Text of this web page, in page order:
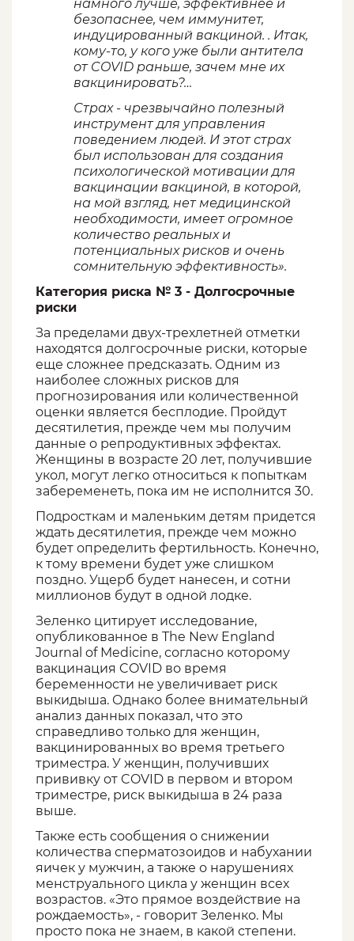
намного лучше, эффективнее и
безопаснее, чем иммунитет,
индуцированный вакциной. . Итак,
кому-то, у кого уже были антитела
от COVID раньше, зачем мне их
вакцинировать?…
Страх - чрезвычайно полезный
инструмент для управления
поведением людей. И этот страх
был использован для создания
психологической мотивации для
вакцинации вакциной, в которой,
на мой взгляд, нет медицинской
необходимости, имеет огромное
количество реальных и
потенциальных рисков и очень
сомнительную эффективность».
Категория риска № 3 - Долгосрочные
риски
За пределами двух-трехлетней отметки
находятся долгосрочные риски, которые
еще сложнее предсказать. Одним из
наиболее сложных рисков для
прогнозирования или количественной
оценки является бесплодие. Пройдут
десятилетия, прежде чем мы получим
данные о репродуктивных эффектах.
Женщины в возрасте 20 лет, получившие
укол, могут легко относиться к попыткам
забеременеть, пока им не исполнится 30.
Подросткам и маленьким детям придется
ждать десятилетия, прежде чем можно
будет определить фертильность. Конечно,
к тому времени будет уже слишком
поздно. Ущерб будет нанесен, и сотни
миллионов будут в одной лодке.
Зеленко цитирует исследование,
опубликованное в The New England
Journal of Medicine, согласно которому
вакцинация COVID во время
беременности не увеличивает риск
выкидыша. Однако более внимательный
анализ данных показал, что это
справедливо только для женщин,
вакцинированных во время третьего
триместра. У женщин, получивших
прививку от COVID в первом и втором
триместре, риск выкидыша в 24 раза
выше.
Также есть сообщения о снижении
количества сперматозоидов и набухании
яичек у мужчин, а также о нарушениях
менструального цикла у женщин всех
возрастов. «Это прямое воздействие на
рождаемость», - говорит Зеленко. Мы
просто пока не знаем, в какой степени.